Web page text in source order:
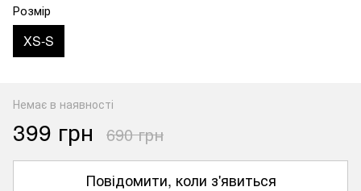
Розмір
XS-S
Немає в наявності
399 грн 690 грн
Повідомити, коли з'явиться